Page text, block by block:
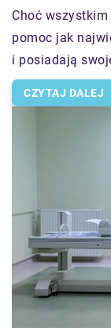
Choć
pomoc jak
i posiadają
CZYTAJ DALEJ